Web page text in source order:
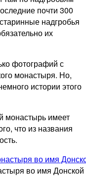
почти 300
надгробья
их
фотографий с
монастыря. Но,
истории этого
монастырь имеет
что из названия
во имя